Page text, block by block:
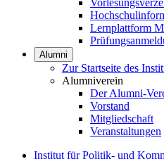
Lernplattform
Alumni
Zur Startseite des
Alumniverein
Der Alumni-
Vorstand
Mitgliedschaft
Veranstaltungen
Institut für Politik- und